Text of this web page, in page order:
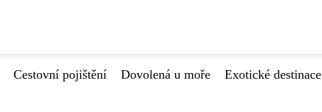
Cestovní pojištění Dovolená u moře Exotické destinace